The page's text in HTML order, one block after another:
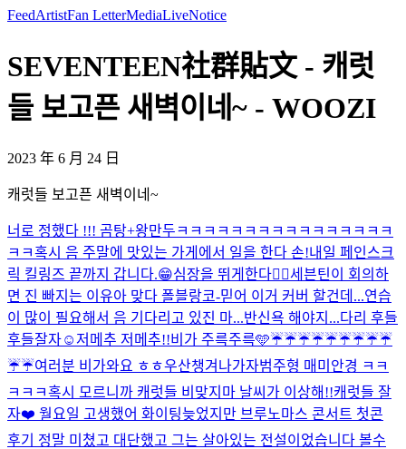
FeedArtistFan LetterMediaLiveNotice
SEVENTEEN社群貼文 - 캐럿
들 보고픈 새벽이네~ - WOOZI
2023 年 6 月 24 日
캐럿들 보고픈 새벽이네~
너로 정했다 !!! 곰탕+왕만두ㅋㅋㅋㅋㅋㅋㅋㅋㅋㅋㅋㅋㅋㅋㅋㅋ
ㅋㅋ혹시 음 주말에 맛있는 가게에서 일을 한다 손!내일 페인스크
릭 킬링즈 끝까지 갑니다.😁심장을 뛰게한다❤️‍🔥세븐틴이 회의하
면 진 빠지는 이유아 맞다 폴블랑코-믿어 이거 커버 할건데...연습
이 많이 필요해서 음 기다리고 있진 마...반신욕 해야지...다리 후들
후들잘자☺️저메추 저메추!!비가 주륵주륵🩵☔️☔️☔️☔️☔️☔️☔️☔️☔️
☔️☔️여러분 비가와요 ㅎㅎ우산챙겨나가자범주형 매미안경 ㅋㅋ
ㅋㅋㅋ혹시 모르니까 캐럿들 비맞지마 날씨가 이상해!!캐럿들 잘
자❤️ 월요일 고생했어 화이팅늦었지만 브루노마스 콘서트 첫콘
후기 정말 미쳤고 대단했고 그는 살아있는 전설이었습니다 볼수